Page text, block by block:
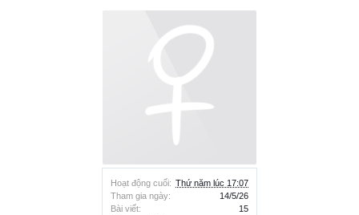
Hoạt động cuối: Thứ năm lúc 17:07
Tham gia ngày:
14/5/26
Bài viết:
15